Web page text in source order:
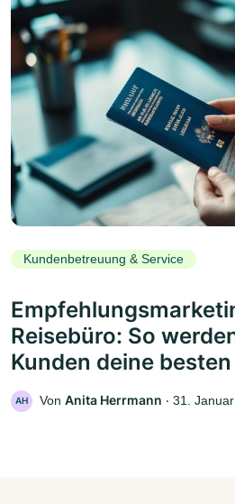
Kundenbetreuung & Service
Reisebüro: So
Kunden deine
AH Von Anita Herrmann ‧ 31.